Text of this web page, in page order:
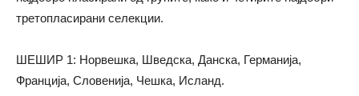
третопласирани селекции.
ШЕШИР 1: Норвешка, Шведска, Данска, Германија,
Франција, Словенија, Чешка, Исланд.